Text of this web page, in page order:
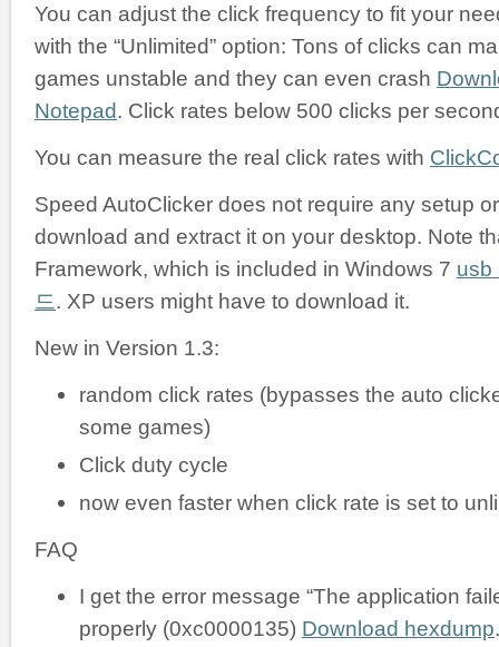
You can adjust the click frequency to fit your
with the “Unlimited” option: Tons of clicks can
games unstable and they can even crash
Notepad. Click rates below 500 clicks per
You can measure the real click rates with
Speed AutoClicker does not require any setup
download and extract it on your desktop. Note
Framework, which is included in Windows 7 usb
드. XP users might have to download it.
New in Version 1.3:
random click rates (bypasses the auto
some games)
Click duty cycle
now even faster when click rate is set to
FAQ
I get the error message “The application
properly (0xc0000135) Download hexdump